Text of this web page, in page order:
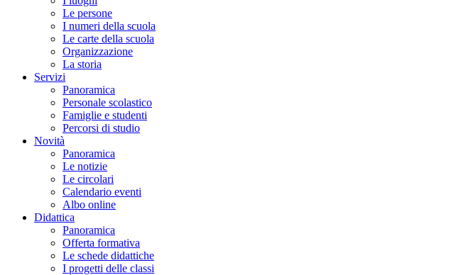
Le persone
I numeri della scuola
Le carte della scuola
Organizzazione
La storia
Servizi
Panoramica
Personale scolastico
Famiglie e studenti
Percorsi di studio
Novità
Panoramica
Le notizie
Le circolari
Calendario eventi
Albo online
Didattica
Panoramica
Offerta formativa
Le schede didattiche
I progetti delle classi